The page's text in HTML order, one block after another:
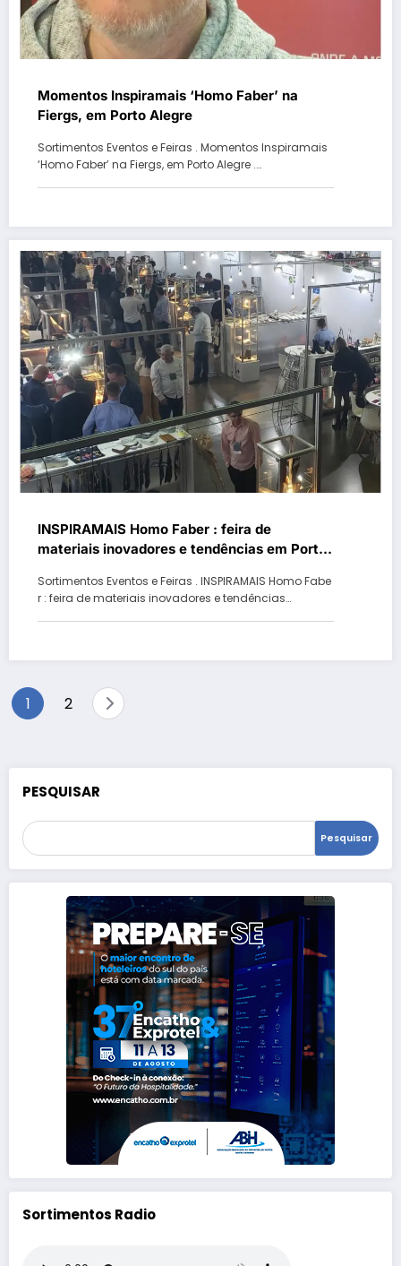
Momentos Inspiramais ‘Homo Faber’ na
Fiergs, em Porto Alegre
Sortimentos Eventos e Feiras . Momentos Inspiramais
‘Homo Faber’ na Fiergs, em Porto Alegre .…
INSPIRAMAIS Homo Faber : feira de
materiais inovadores e tendências em Porto
Sortimentos Eventos e Feiras . INSPIRAMAIS Homo Fabe
r : feira de materiais inovadores e tendências…
Paginação
1 2
PESQUISAR
Pesquisar
Sortimentos Radio